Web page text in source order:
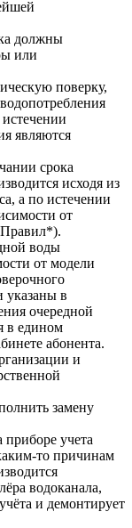
должны
или
поверку,
являются
срока
исходя из
а по истечении
от
воды
от модели
указаны в
очередной
в едином
абонента.
и
замену
учета
то причинам
водоканала,
и демонтирует